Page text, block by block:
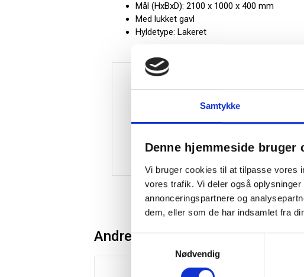
Samtykke
Denne hjemmeside bruger
Vi bruger cookies til at tilpasse vores
vores trafik. Vi deler også
annonceringspartnere og
dem, eller som de har indsamlet fra
Samtykkevalg
Nødvendig
Mål (HxBxD): 2100 x 1000 x 400 mm
Med lukket gavl
Hyldetype: Lakeret
Andre kunder købte også